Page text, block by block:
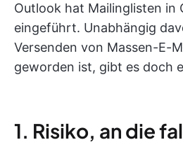
Outlook hat Mailinglisten in
eingeführt. Unabhängig
Versenden von Massen-E-
geworden ist, gibt es doch
1. Risiko, an die